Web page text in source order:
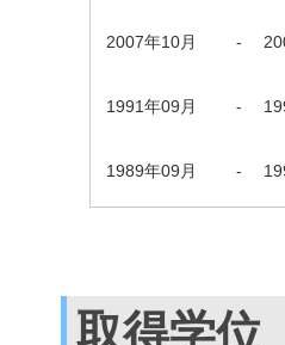
2007年10月 -
1991年09月 -
1989年09月 -
取得学位